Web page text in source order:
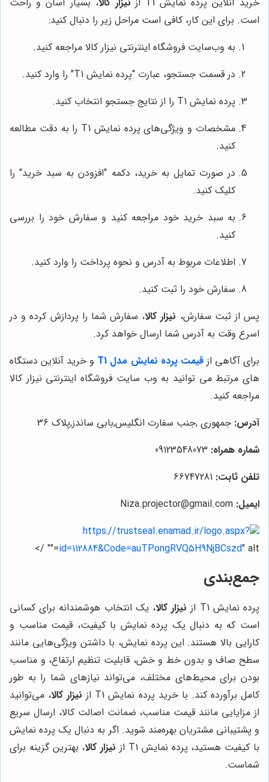
است. برای این کار، کافی است مراحل زیر را دنبال کنید:
به وب‌سایت فروشگاه اینترنتی نیزار کالا مراجعه کنید.
در قسمت جستجو، عبارت "پرده نمایش T1" را وارد کنید.
پرده نمایش T1 را از نتایج جستجو انتخاب کنید.
مشخصات و ویژگی‌های پرده نمایش T1 را به دقت مطالعه
کنید.
در صورت تمایل به خرید، دکمه "افزودن به سبد خرید" را
کلیک کنید.
به سبد خرید خود مراجعه کنید و سفارش خود را بررسی
کنید.
اطلاعات مربوط به آدرس و نحوه پرداخت را وارد کنید.
سفارش خود را ثبت کنید.
پس از ثبت سفارش، نیزار کالا، سفارش شما را پردازش کرده و در
اسرع وقت به آدرس شما ارسال خواهد کرد.
برای آگاهی ازقیمت پرده نمایش مدل T1
و خرید آنلاین دستگاه
های مرتبط می توانید به وب سایت فروشگاه اینترنتی نیزار کالا
مراجعه کنید.
آدرس: جمهوری ,جنب سفارت انگلیس,بابی ساندز,پلاک 36
شماره همراه:
تلفن ثابت: 66747281
ایمیل: Niza.projector@gmail.com
https://trustseal.enamad.ir/logo.aspx?
id=112884&Code=auTPongRVQ5H9NjBCszd" alt="" />
جمع‌بندی
پرده نمایش T1 از نیزار کالا، یک انتخاب هوشمندانه برای کسانی
است که به دنبال یک پرده نمایش با کیفیت، قیمت مناسب و
کارایی بالا هستند. این پرده نمایش، با داشتن ویژگی‌هایی مانند
سطح صاف و بدون خط و خش، قابلیت تنظیم ارتفاع، و مناسب
بودن برای محیط‌های مختلف، می‌تواند نیازهای شما را به طور
کامل برآورده کند. با خرید پرده نمایش T1 از
نیزار کالا، می‌توانید
از مزایایی مانند قیمت مناسب، ضمانت اصالت کالا، ارسال سریع
و پشتیبانی مشتریان بهره‌مند شوید. اگر به دنبال یک پرده نمایش
با کیفیت هستید، پرده نمایش T1 از
نیزار کالا، بهترین گزینه برای
شماست.